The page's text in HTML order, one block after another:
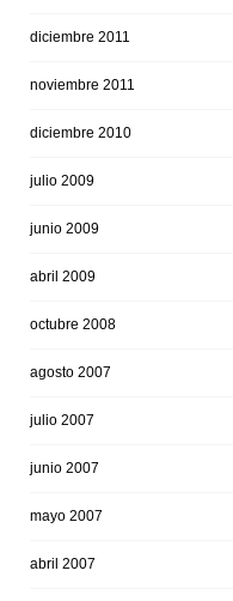
diciembre 2011
noviembre 2011
diciembre 2010
julio 2009
junio 2009
abril 2009
octubre 2008
agosto 2007
julio 2007
junio 2007
mayo 2007
abril 2007